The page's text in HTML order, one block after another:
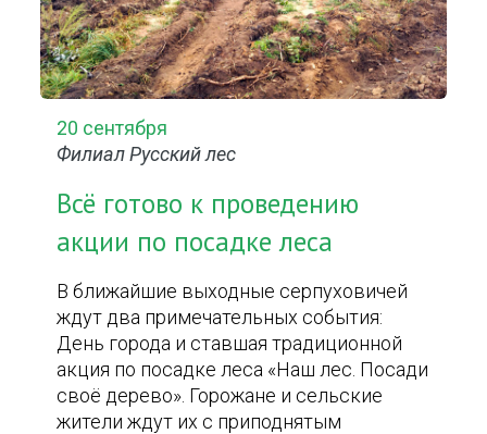
20 сентября
Филиал Русский лес
Всё готово к проведению
акции по посадке леса
В ближайшие выходные серпуховичей
ждут два примечательных события:
День города и ставшая традиционной
акция по посадке леса «Наш лес. Посади
своё дерево». Горожане и сельские
жители ждут их с приподнятым